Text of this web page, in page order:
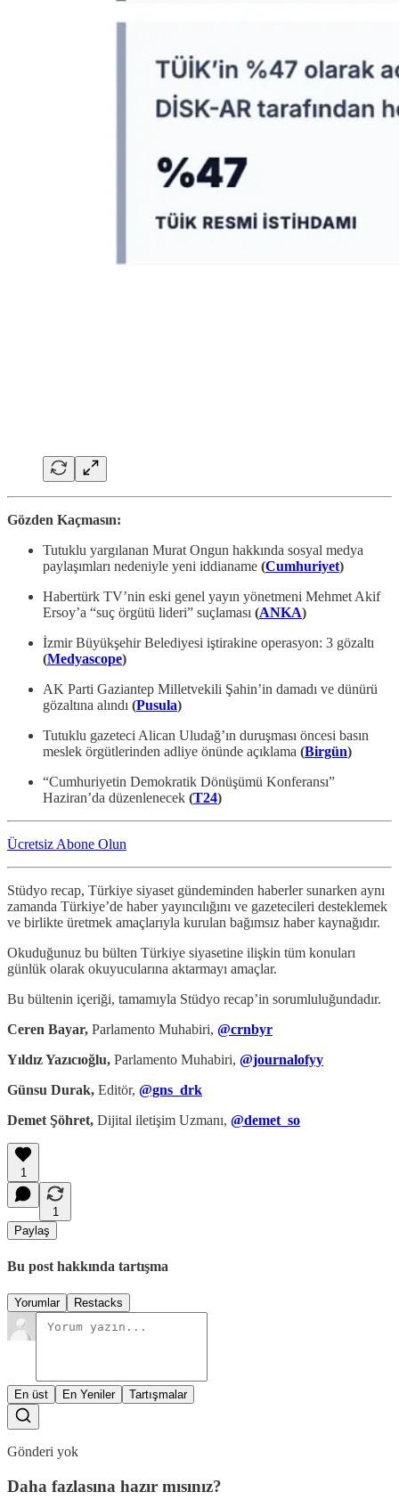
Gözden Kaçmasın:
Tutuklu yargılanan Murat Ongun hakkında sosyal medya
paylaşımları nedeniyle yeni iddianame (Cumhuriyet)
Habertürk TV’nin eski genel yayın yönetmeni Mehmet Akif
Ersoy’a “suç örgütü lideri” suçlaması (ANKA)
İzmir Büyükşehir Belediyesi iştirakine operasyon: 3 gözaltı
(Medyascope)
AK Parti Gaziantep Milletvekili Şahin’in damadı ve dünürü
gözaltına alındı (Pusula)
Tutuklu gazeteci Alican Uludağ’ın duruşması öncesi basın
meslek örgütlerinden adliye önünde açıklama (Birgün)
“Cumhuriyetin Demokratik Dönüşümü Konferansı”
Haziran’da düzenlenecek (T24)
Ücretsiz Abone Olun
Stüdyo recap, Türkiye siyaset gündeminden haberler sunarken aynı
zamanda Türkiye’de haber yayıncılığını ve gazetecileri desteklemek
ve birlikte üretmek amaçlarıyla kurulan bağımsız haber kaynağıdır.
Okuduğunuz bu bülten Türkiye siyasetine ilişkin tüm konuları
günlük olarak okuyucularına aktarmayı amaçlar.
Bu bültenin içeriği, tamamıyla Stüdyo recap’in sorumluluğundadır.
Ceren Bayar, Parlamento Muhabiri, @crnbyr
Yıldız Yazıcıoğlu, Parlamento Muhabiri, @journalofyy
Günsu Durak, Editör, @gns_drk
Demet Şöhret, Dijital iletişim Uzmanı, @demet_so
1
1
Paylaş
Bu post hakkında tartışma
Yorumlar Restacks
En üst En Yeniler Tartışmalar
Gönderi yok
Daha fazlasına hazır mısınız?